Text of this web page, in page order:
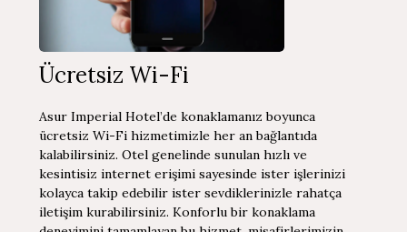
Ücretsiz Wi-Fi
Asur Imperial Hotel’de konaklamanız boyunca
ücretsiz Wi-Fi hizmetimizle her an bağlantıda
kalabilirsiniz. Otel genelinde sunulan hızlı ve
kesintisiz internet erişimi sayesinde ister işlerinizi
kolayca takip edebilir ister sevdiklerinizle rahatça
iletişim kurabilirsiniz. Konforlu bir konaklama